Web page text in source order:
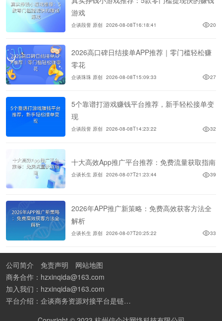
游戏
企谈段誉 原创 2026-08-08T16:18:41 20
2026高口碑日结接单APP推荐｜零门槛轻松赚
零花
企谈珠珠 原创 2026-08-08T15:09:33 27
5个靠谱打游戏赚钱平台推荐，新手轻松接单变
现
企谈段誉 原创 2026-08-08T14:23:22 32
十大高效App推广平台推荐：免费流量获取指南
企谈长生 原创 2026-08-07T21:23:44 39
2026年APP推广新策略：免费高效获客方法全
解析
企谈长生 原创 2026-08-07T20:25:22 33
公司简介 免责声明
网站地图
商务合作：hzxinqida@163.com
加入我们：hzxinqida@163.com
平台介绍：企谈商务资源对接平台是链接资源人脉与客户的平台,也是地推app接任务平台、地推拉新团队接单平台。平台汇聚100W+商务资源，地推拉新、APP推广、BD异业合作等业务可免费发布。同时全国的地推团队和个人都可在地推接单平台找到赚钱项目和分享交流地推问题。